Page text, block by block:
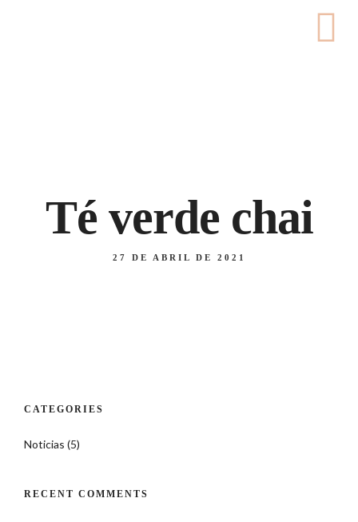
Té verde chai
27 DE ABRIL DE 2021
CATEGORIES
Noticias (5)
RECENT COMMENTS